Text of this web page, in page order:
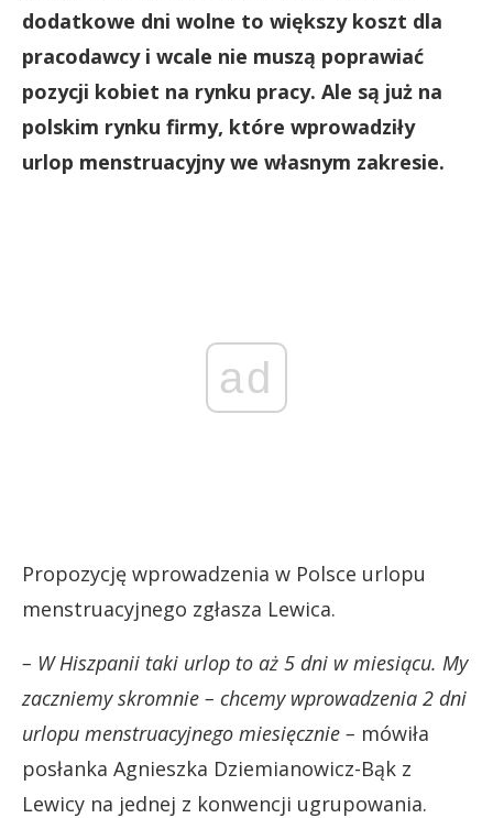
dodatkowe dni wolne to większy koszt dla
pracodawcy i wcale nie muszą poprawiać
pozycji kobiet na rynku pracy. Ale są już na
polskim rynku firmy, które wprowadziły
urlop menstruacyjny we własnym zakresie.
ad
Propozycję wprowadzenia w Polsce urlopu
menstruacyjnego zgłasza Lewica.
– W Hiszpanii taki urlop to aż 5 dni w miesiącu. My
zaczniemy skromnie – chcemy wprowadzenia 2 dni
urlopu menstruacyjnego miesięcznie – mówiła
posłanka Agnieszka Dziemianowicz-Bąk z
Lewicy na jednej z konwencji ugrupowania.